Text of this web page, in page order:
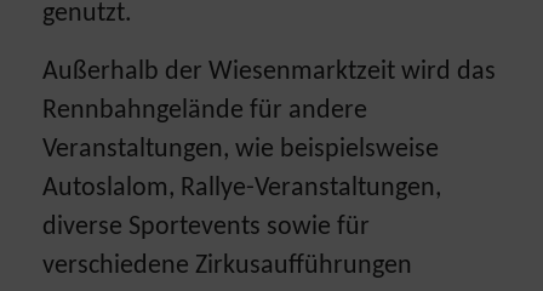
genutzt.
Außerhalb der Wiesenmarktzeit wird das
Rennbahngelände für andere
Veranstaltungen, wie beispielsweise
Autoslalom, Rallye-Veranstaltungen,
diverse Sportevents sowie für
verschiedene Zirkusaufführungen